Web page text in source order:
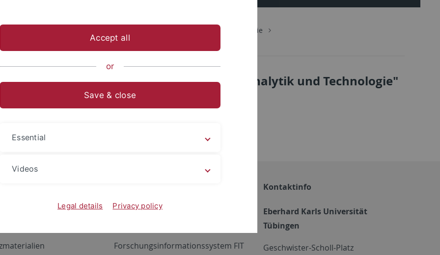
Naturwissenschaftliche Fakultät
Pharmazie/Biochemie
Weiterbildung
-in im Gebiet "Pharmazeutische Analytik und Technologie"
Weiterbildung fiden siehier.
Netzwerk
ALMA
Forschungsinformationssystem FIT
Kontaktinfo
Eberhard Karls Universität
Tübingen
Geschwister-Scholl-Platz
Accept all
or
Save & close
Essential
Videos
Legal details Privacy policy